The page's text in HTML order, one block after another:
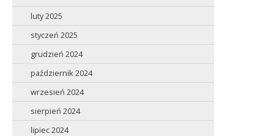
luty 2025
styczeń 2025
grudzień 2024
październik 2024
wrzesień 2024
sierpień 2024
lipiec 2024